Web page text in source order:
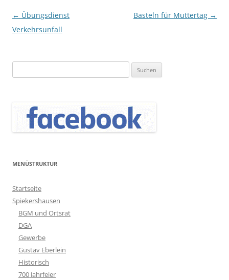
Beitragsnavigation
← Übungsdienst
Verkehrsunfall
Basteln für Muttertag →
nach:
MENÜSTRUKTUR
Startseite
Spiekershausen
BGM und Ortsrat
DGA
Gewerbe
Gustav Eberlein
Historisch
700 Jahrfeier